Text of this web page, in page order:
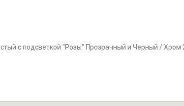
с подсветкой "Розы" Прозрачный и Черный /